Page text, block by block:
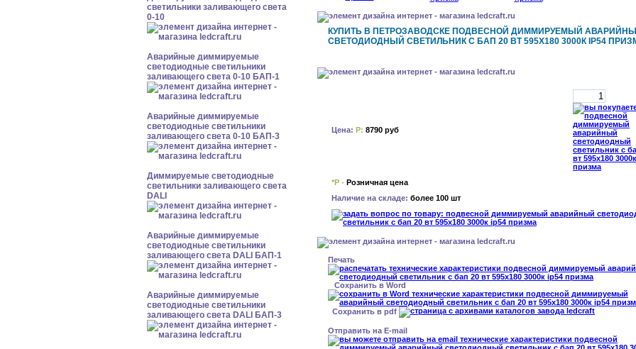
светильники заливающего света
0-10
Аварийные диммируемые
светодиодные светильники
заливающего света 0-10 БАП-1
Аварийные диммируемые
светодиодные светильники
заливающего света 0-10 БАП-3
Диммируемые светодиодные
светильники заливающего света
DALI
Аварийные диммируемые
светодиодные светильники
заливающего света DALI БАП-1
Аварийные диммируемые
светодиодные светильники
заливающего света DALI БАП-3
КУПИТЬ В ПЕТРОЗАВОДСКЕ ПОДВЕСНОЙ ДИММИРУЕМЫЙ
СВЕТОДИОДНЫЙ СВЕТИЛЬНИК С БАП 20 ВТ 595X180 3000К IP54
Цена: Р: 8790 руб
*Р - Розничная цена
Наличие на складе: более 100 шт
Печать
Сохранить в Word
Сохранить в pdf
Отправить на E-mail